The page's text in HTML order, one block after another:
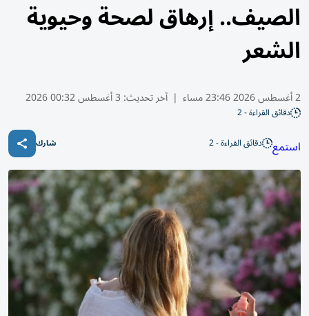
الصيف.. إرهاق لصحة وحيوية
الشعر
2 أغسطس 2026 23:46 مساء | آخر تحديث: 3 أغسطس 00:32 2026
دقائق القراءة - 2
استمع دقائق القراءة - 2 شارك